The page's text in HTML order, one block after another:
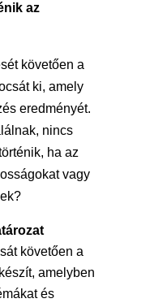
az
követően a
ki, amely
eredményét.
nincs
ha az
vagy
követően a
amelyben
és